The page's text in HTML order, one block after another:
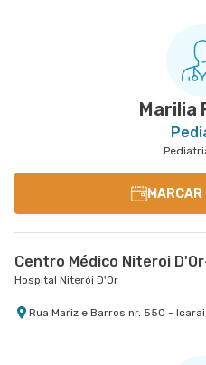
Marilia
Centro Médico Niteroi
Hospital Niterói D'Or
Rua Mariz e Barros nr. 550 -